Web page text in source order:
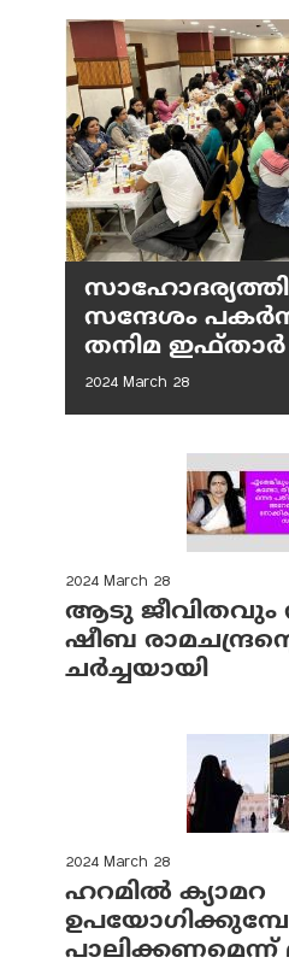
സന്ദേശം
തനിമ ഇഫ്‌താർ
2024 March 28
2024 March 28
ആടു ജീവിതവും
ഷീബ
ചര്‍ച്ചയായി
2024 March 28
ഹറമില്‍ ക്യാമറ
പാലിക്കണമെന്ന്